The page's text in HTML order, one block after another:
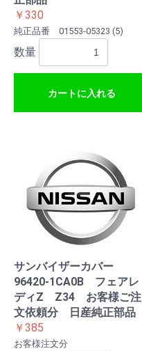
￥330
純正品番 01553-05323 (5)
数量
カートに入れる
サンバイザーカバー
96420-1CA0B フェアレ
ディZ Z34 お客様ご注
文依頼分 日産純正部品
￥385
お客様注文分